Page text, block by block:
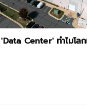
Center' ทำไมโล